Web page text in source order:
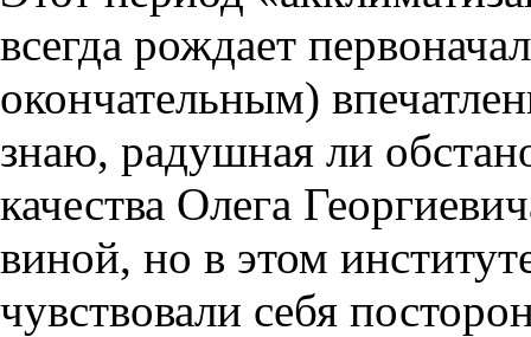
всегда рождает
окончательным)
знаю, радушная ли
качества Олега
виной, но в этом
чувствовали себя